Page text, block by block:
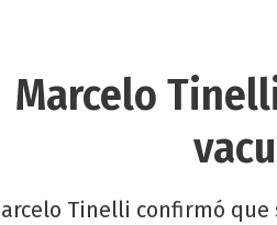
Marcelo
Tinelli confirmó